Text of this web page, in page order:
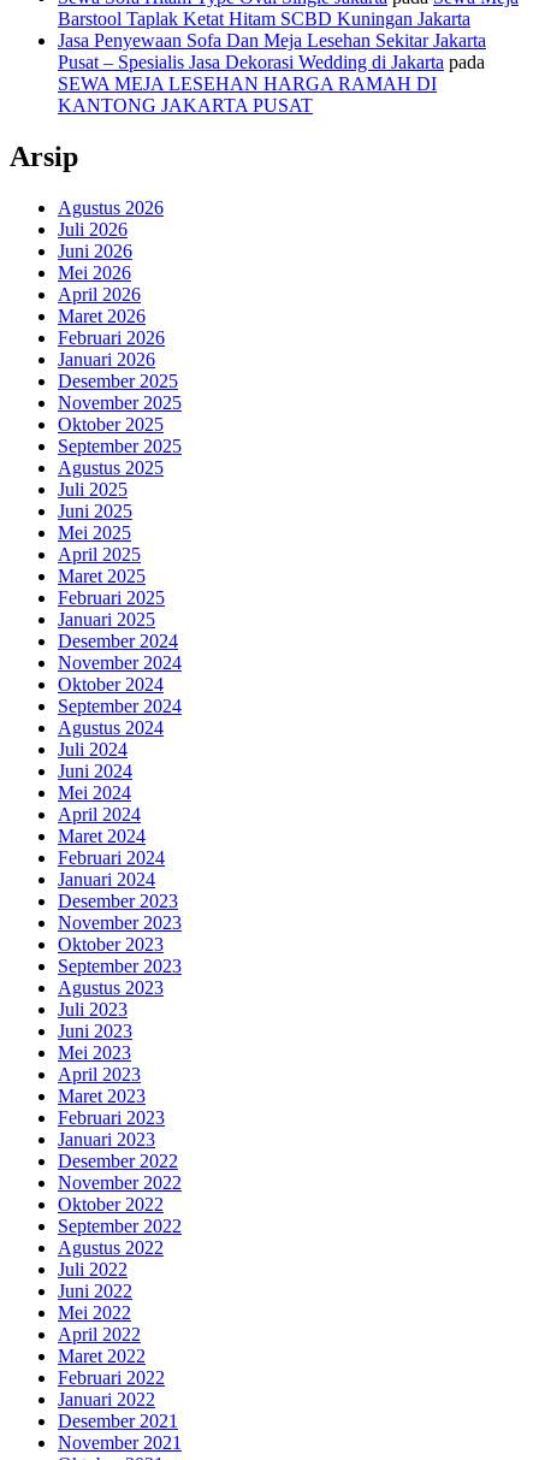
Barstool Taplak Ketat Hitam SCBD Kuningan Jakarta
Jasa Penyewaan Sofa Dan Meja Lesehan Sekitar Jakarta
Pusat – Spesialis Jasa Dekorasi Wedding di Jakarta pada
SEWA MEJA LESEHAN HARGA RAMAH DI
KANTONG JAKARTA PUSAT
Arsip
Agustus 2026
Juli 2026
Juni 2026
Mei 2026
April 2026
Maret 2026
Februari 2026
Januari 2026
Desember 2025
November 2025
Oktober 2025
September 2025
Agustus 2025
Juli 2025
Juni 2025
Mei 2025
April 2025
Maret 2025
Februari 2025
Januari 2025
Desember 2024
November 2024
Oktober 2024
September 2024
Agustus 2024
Juli 2024
Juni 2024
Mei 2024
April 2024
Maret 2024
Februari 2024
Januari 2024
Desember 2023
November 2023
Oktober 2023
September 2023
Agustus 2023
Juli 2023
Juni 2023
Mei 2023
April 2023
Maret 2023
Februari 2023
Januari 2023
Desember 2022
November 2022
Oktober 2022
September 2022
Agustus 2022
Juli 2022
Juni 2022
Mei 2022
April 2022
Maret 2022
Februari 2022
Januari 2022
Desember 2021
November 2021